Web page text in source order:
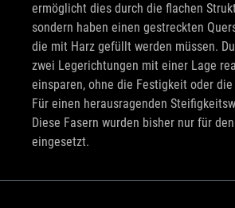
ermöglicht dies durch die flachen
sondern haben einen gestreckten
die mit Harz gefüllt werden müssen.
zwei Legerichtungen mit einer Lage
einsparen, ohne die Festigkeit oder
Für einen herausragenden
Diese Fasern wurden bisher nur für
eingesetzt.